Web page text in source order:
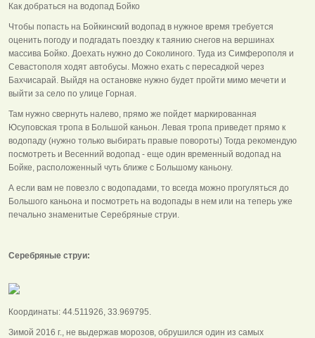
Как добраться на водопад Бойко
Чтобы попасть на Бойкинский водопад в нужное время требуется
оценить погоду и подгадать поездку к таянию снегов на вершинах
массива Бойко. Доехать нужно до Соколиного. Туда из Симферополя и
Севастополя ходят автобусы. Можно ехать с пересадкой через
Бахчисарай. Выйдя на остановке нужно будет пройти мимо мечети и
выйти за село по улице Горная.
Там нужно свернуть налево, прямо же пойдет маркированная
Юсуповская тропа в Большой каньон. Левая тропа приведет прямо к
водопаду (нужно только выбирать правые повороты) Тогда рекомендую
посмотреть и Весенний водопад - еще один временный водопад на
Бойке, расположенный чуть ближе с Большому каньону.
А если вам не повезло с водопадами, то всегда можно прогуляться до
Большого каньона и посмотреть на водопады в нем или на теперь уже
печально знаменитые Серебряные струи.
Серебряные струи:
Координаты: 44.511926, 33.969795.
Зимой 2016 г., не выдержав морозов, обрушился один из самых